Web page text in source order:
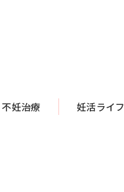
不妊治療 妊活ライフ